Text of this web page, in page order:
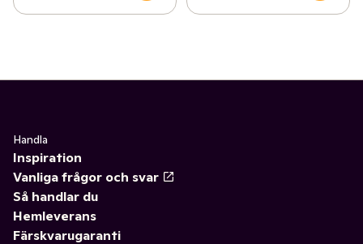
Handla
Inspiration
Vanliga frågor och svar
Så handlar du
Hemleverans
Färskvarugaranti